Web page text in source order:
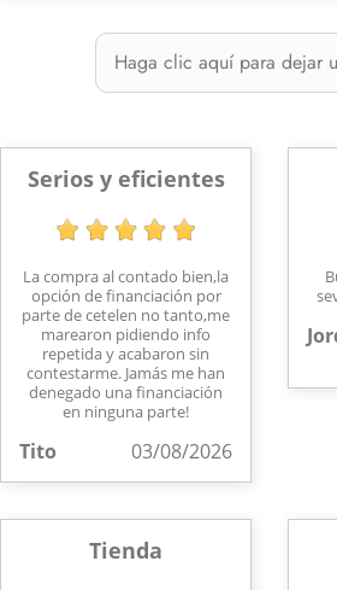
Haga clic aquí para dejar
Serios y eficientes
La compra al contado bien,la
opción de financiación por
parte de cetelen no tanto,me
marearon pidiendo info
repetida y acabaron sin
contestarme. Jamás me han
denegado una financiación
en ninguna parte!
Tito 03/08/2026
Tienda